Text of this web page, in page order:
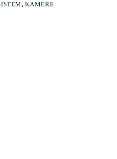
,KAMERE